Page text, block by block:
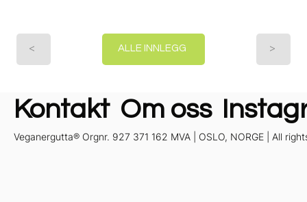
ALLE INNLEGG
< >
Kontakt Om oss
Veganergutta® Orgnr. 927 371 162 MVA | OSLO, NORGE | All